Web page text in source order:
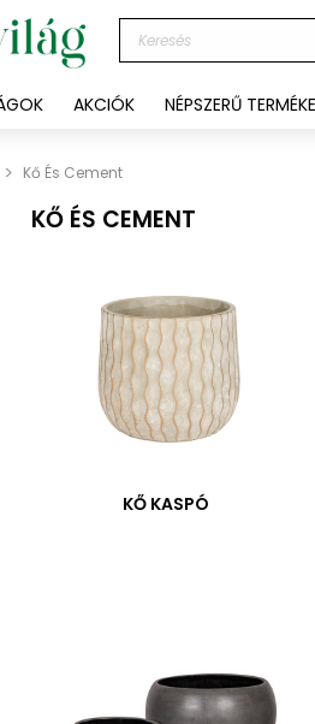
AKCIÓK NÉPSZERŰ
Kő És Cement
menu
menu
menu
menu
menu
menu
menu
menu
menu
KŐ ÉS CEMENT
KŐ KASPÓ